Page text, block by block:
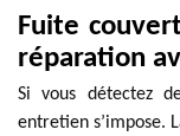
Fuite
réparation
Si vous détectez
entretien s’impose.